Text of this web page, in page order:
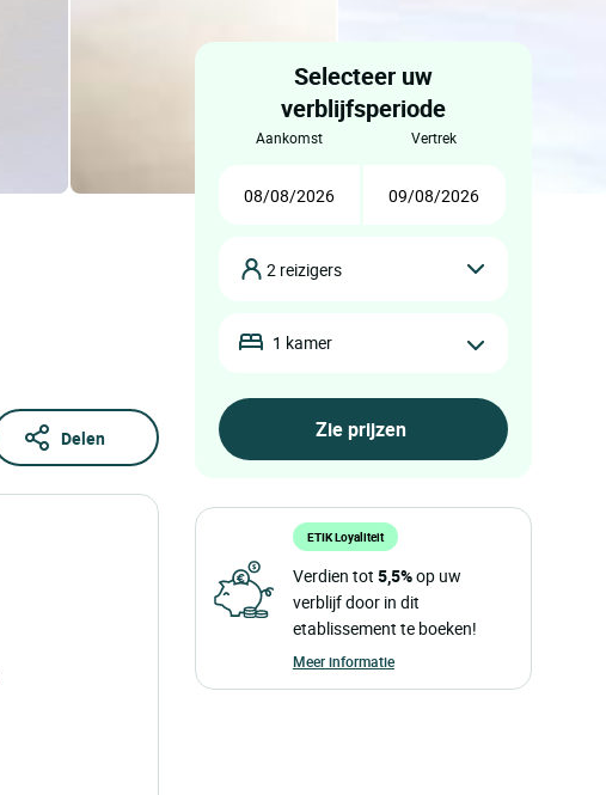
Delen
Selecteer uw
verblijfsperiode
aankomst vertrek
2 reizigers
1 kamer
ETIK Loyaliteit
Verdien tot 5,5%op uw
verblijf door in dit
etablissement te boeken!
Meer informatie